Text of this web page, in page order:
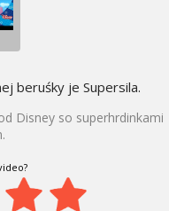
beruśky je Supersila.
Disney so superhrdinkami